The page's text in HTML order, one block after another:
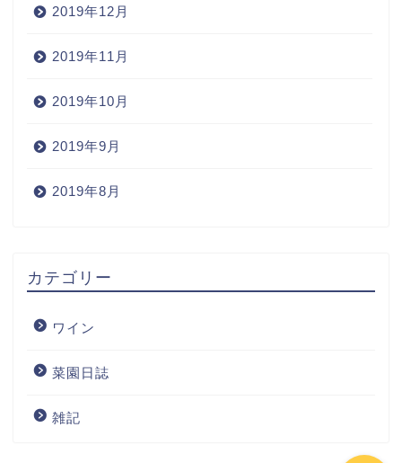
2019年12月
2019年11月
2019年10月
2019年9月
2019年8月
カテゴリー
ワイン
菜園日誌
雑記
Wine